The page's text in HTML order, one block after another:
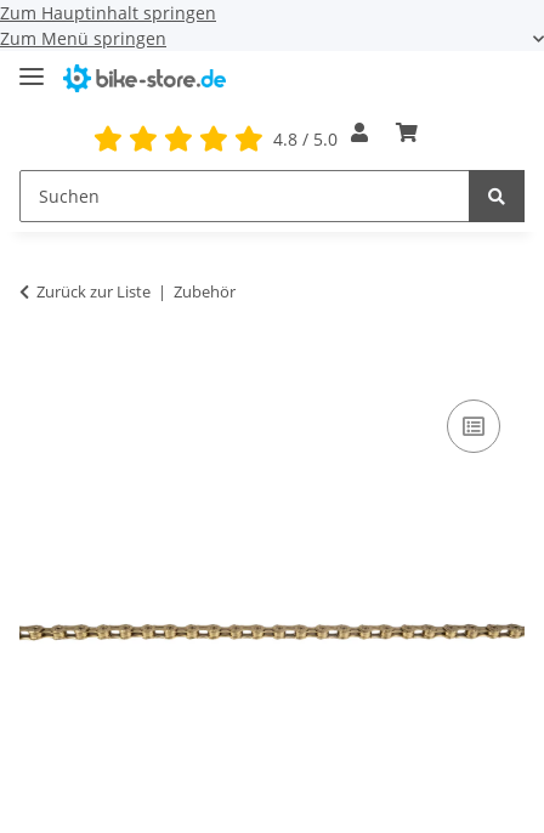
Zum Hauptinhalt springen
Zum Menü springen
4.8 / 5.0
Zurück zur Liste Zubehör